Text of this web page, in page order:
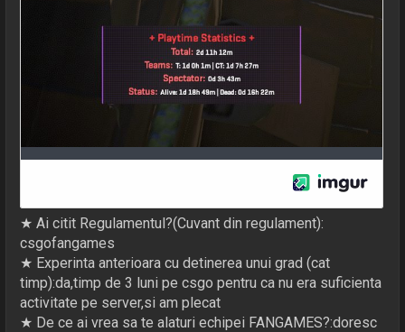
★ Ai citit Regulamentul?(Cuvant din regulament):
csgofangames
★ Experinta anterioara cu detinerea unui grad (cat
timp):da,timp de 3 luni pe csgo pentru ca nu era suficienta
activitate pe server,si am plecat
★ De ce ai vrea sa te alaturi echipei FANGAMES?:doresc